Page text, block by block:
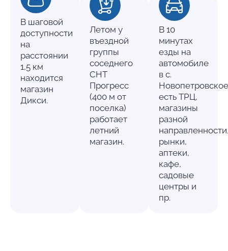
В шаговой
доступности
на
расстоянии
1,5 км
находится
магазин
Дикси.
Летом у
въездной
группы
соседнего
СНТ
Прогресс
(400 м от
поселка)
работает
летний
магазин.
В 10
минутах
езды на
автомобиле
в с.
Новопетровское
есть ТРЦ,
магазины
разной
рынки,
аптеки,
кафе,
садовые
центры и
пр.